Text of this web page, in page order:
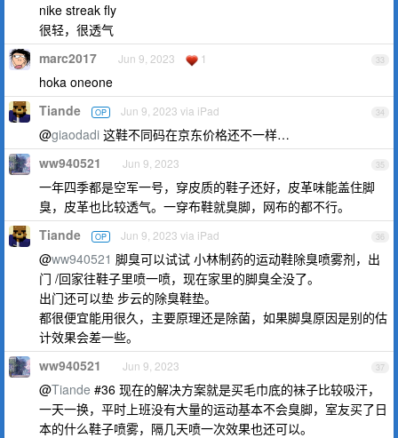
nike streak fly
很轻，很透气
33
marc2017 Jun 9, 2023 1
hoka oneone
34
Tiande OP Jun 9, 2023 via iPad
@giaodadi 这鞋不同码在京东价格还不一样…
35
ww940521 Jun 9, 2023
一年四季都是空军一号，穿皮质的鞋子还好，皮革味能盖住脚
臭，皮革也比较透气。一穿布鞋就臭脚，网布的都不行。
36
Tiande OP Jun 9, 2023 via iPad
@ww940521 脚臭可以试试 小林制药的运动鞋除臭喷雾剂，出
门 /回家往鞋子里喷一喷，现在家里的脚臭全没了。
出门还可以垫 步云的除臭鞋垫。
都很便宜能用很久，主要原理还是除菌，如果脚臭原因是别的估
计效果会差一些。
37
ww940521 Jun 9, 2023
@Tiande #36 现在的解决方案就是买毛巾底的袜子比较吸汗，
一天一换，平时上班没有大量的运动基本不会臭脚，室友买了日
本的什么鞋子喷雾，隔几天喷一次效果也还可以。